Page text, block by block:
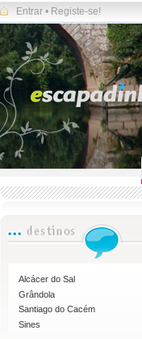
Entrar • Registe-se!
Alcácer do Sal
Grândola
Santiago do Cacém
Sines